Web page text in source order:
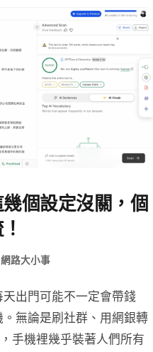
個設定沒關，個
網路大小事
出門可能不一定會帶錢
無論是刷社群、用網銀轉
手機裡幾乎裝著人們所有